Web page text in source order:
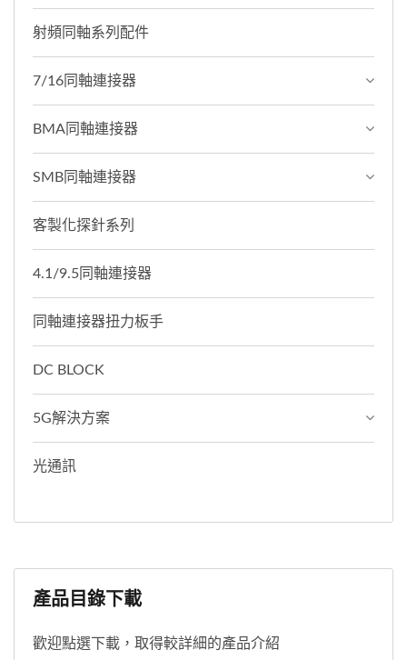
射頻同軸系列配件
7/16同軸連接器
BMA同軸連接器
SMB同軸連接器
客製化探針系列
4.1/9.5同軸連接器
同軸連接器扭力板手
DC BLOCK
5G解決方案
光通訊
產品目錄下載
歡迎點選下載，取得較詳細的產品介紹